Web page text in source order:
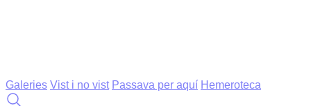
Galeries Vist i no vist Passava per aquí Hemeroteca